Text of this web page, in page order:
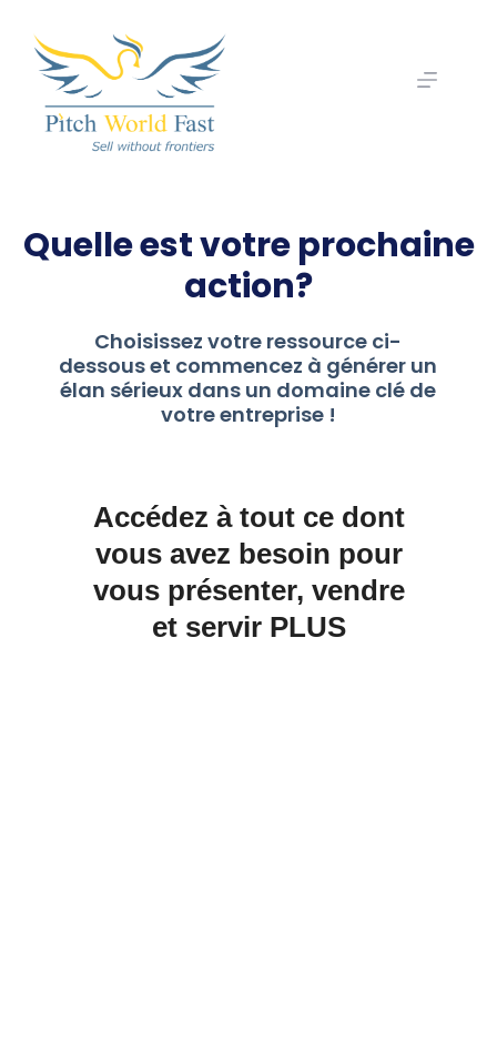
Quelle est votre prochaine
action?
Choisissez votre ressource ci-
dessous et commencez à générer un
élan sérieux dans un domaine clé de
votre entreprise !
Accédez à tout ce dont
vous avez besoin pour
vous présenter, vendre
et servir PLUS